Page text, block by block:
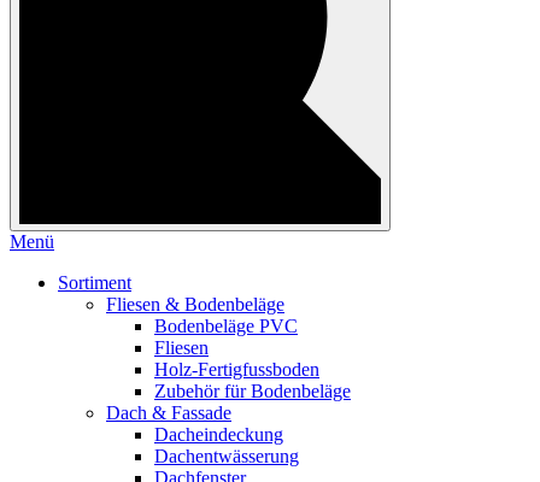
Menü
Sortiment
Fliesen & Bodenbeläge
Bodenbeläge PVC
Fliesen
Holz-Fertigfussboden
Zubehör für Bodenbeläge
Dach & Fassade
Dacheindeckung
Dachentwässerung
Dachfenster